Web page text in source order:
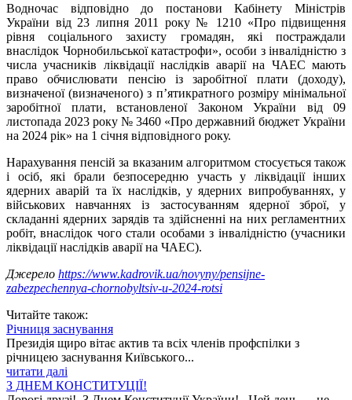
Водночас відповідно до постанови Кабінету Міністрів
України від 23 липня 2011 року № 1210 «Про підвищення
рівня соціального захисту громадян, які постраждали
внаслідок Чорнобильської катастрофи», особи з інвалідністю з
числа учасників ліквідації наслідків аварії на ЧАЕС мають
право обчислювати пенсію із заробітної плати (доходу),
визначеної (визначеного) з п’ятикратного розміру мінімальної
заробітної плати, встановленої Законом України від 09
листопада 2023 року № 3460 «Про державний бюджет України
на 2024 рік» на 1 січня відповідного року.
Нарахування пенсій за вказаним алгоритмом стосується також
і осіб, які брали безпосередню участь у ліквідації інших
ядерних аварій та їх наслідків, у ядерних випробуваннях, у
військових навчаннях із застосуванням ядерної зброї, у
складанні ядерних зарядів та здійсненні на них регламентних
робіт, внаслідок чого стали особами з інвалідністю (учасники
ліквідації наслідків аварії на ЧАЕС).
Джерело https://www.kadrovik.ua/novyny/pensijne-
zabezpechennya-chornobyltsiv-u-2024-rotsi
Читайте також:
Річниця заснування
Президія щиро вітає актив та всіх членів профспілки з
річницею заснування Київського...
читати далі
З ДНЕМ КОНСТИТУЦІЇ!